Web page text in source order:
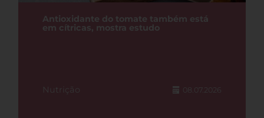
Antioxidante do tomate também está
em cítricas, mostra estudo
Nutrição 08.07.2026